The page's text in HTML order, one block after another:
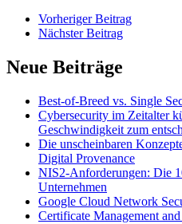
Vorheriger Beitrag
Nächster Beitrag
Neue Beiträge
Best-of-Breed vs. Single
Cybersecurity im Zeitalter
Geschwindigkeit zum
Die unscheinbaren
Digital Provenance
NIS2-Anforderungen: Die
Unternehmen
Google Cloud Network
Certificate Management